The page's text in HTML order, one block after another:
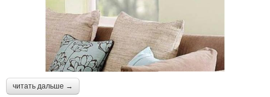
читать дальше →